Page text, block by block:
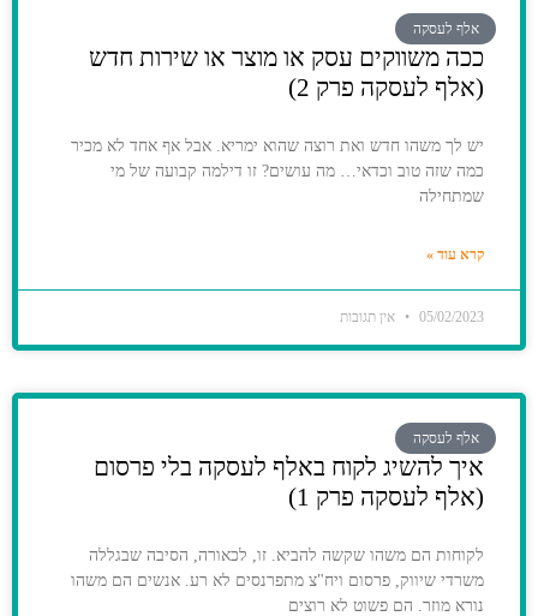
אלף לעסקה
ככה משווקים עסק או מוצר או שירות חדש
(אלף לעסקה פרק 2)
יש לך משהו חדש ואת רוצה שהוא ימריא. אבל אף אחד לא מכיר
כמה שזה טוב וכדאי… מה עושים? זו דילמה קבועה של מי
שמתחילה
קרא עוד »
05/02/2023 אין תגובות
אלף לעסקה
איך להשיג לקוח באלף לעסקה בלי פרסום
(אלף לעסקה פרק 1)
לקוחות הם משהו שקשה להביא. זו, לכאורה, הסיבה שבגללה
משרדי שיווק, פרסום ויח"צ מתפרנסים לא רע. אנשים הם משהו
נורא מוזר. הם פשוט לא רוצים